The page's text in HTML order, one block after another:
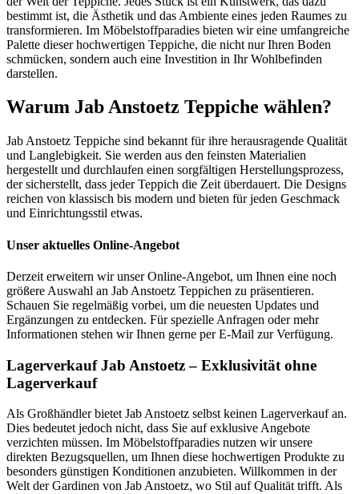
bestimmt ist, die Ästhetik und das Ambiente eines jeden Raumes zu
transformieren. Im Möbelstoffparadies bieten wir eine umfangreiche
Palette dieser hochwertigen Teppiche, die nicht nur Ihren Boden
schmücken, sondern auch eine Investition in Ihr Wohlbefinden
darstellen.
Warum Jab Anstoetz Teppiche wählen?
Jab Anstoetz Teppiche sind bekannt für ihre herausragende Qualität
und Langlebigkeit. Sie werden aus den feinsten Materialien
hergestellt und durchlaufen einen sorgfältigen Herstellungsprozess,
der sicherstellt, dass jeder Teppich die Zeit überdauert. Die Designs
reichen von klassisch bis modern und bieten für jeden Geschmack
und Einrichtungsstil etwas.
Unser aktuelles Online-Angebot
Derzeit erweitern wir unser Online-Angebot, um Ihnen eine noch
größere Auswahl an Jab Anstoetz Teppichen zu präsentieren.
Schauen Sie regelmäßig vorbei, um die neuesten Updates und
Ergänzungen zu entdecken. Für spezielle Anfragen oder mehr
Informationen stehen wir Ihnen gerne per E-Mail zur Verfügung.
Lagerverkauf Jab Anstoetz – Exklusivität ohne
Lagerverkauf
Als Großhändler bietet Jab Anstoetz selbst keinen Lagerverkauf an.
Dies bedeutet jedoch nicht, dass Sie auf exklusive Angebote
verzichten müssen. Im Möbelstoffparadies nutzen wir unsere
direkten Bezugsquellen, um Ihnen diese hochwertigen Produkte zu
besonders günstigen Konditionen anzubieten. Willkommen in der
Welt der Gardinen von Jab Anstoetz, wo Stil auf Qualität trifft. Als